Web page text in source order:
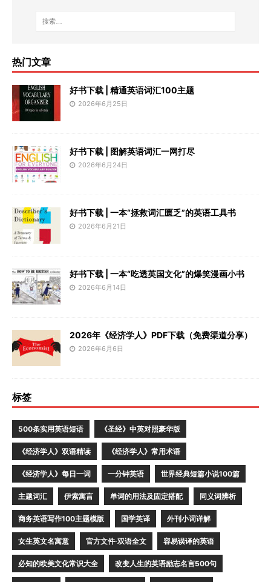
热门文章
好书下载 | 精通英语词汇100主题
2026年6月25日
好书下载 | 图解英语词汇一网打尽
2026年6月24日
好书下载 | 一本“拯救词汇匮乏”的英语工具书
2026年6月21日
好书下载 | 一本“吃透英国文化”的爆笑漫画小书
2026年6月14日
2026年《经济学人》PDF下载（免费渠道分享）
2026年6月6日
标签
500条实用英语短语 《圣经》中英对照豪华版
《经济学人》双语精读 《经济学人》常用术语
《经济学人》每日一词 一分钟英语 世界经典短篇小说100篇
主题词汇 伊索寓言 单词的用法及固定搭配 同义词辨析
商务英语写作100主题模版 国学英译 外刊小词详解
女生英文名寓意 官方文件·双语全文 容易误译的英语
必知的欧美文化常识大全 改变人生的英语励志名言500句